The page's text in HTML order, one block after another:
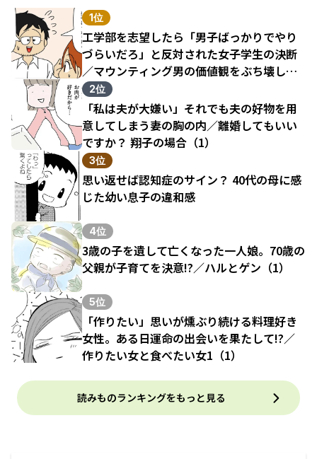
1位
工学部を志望したら「男子ばっかりでやり
づらいだろ」と反対された女子学生の決断
／マウンティング男の価値観をぶち壊した
結果（1）
2位
「私は夫が大嫌い」それでも夫の好物を用
意してしまう妻の胸の内／離婚してもいい
ですか？ 翔子の場合（1）
3位
思い返せば認知症のサイン？ 40代の母に感
じた幼い息子の違和感
4位
3歳の子を遺して亡くなった一人娘。70歳の
父親が子育てを決意!?／ハルとゲン（1）
5位
「作りたい」思いが燻ぶり続ける料理好き
女性。ある日運命の出会いを果たして!?／
作りたい女と食べたい女1（1）
読みものランキングをもっと見る